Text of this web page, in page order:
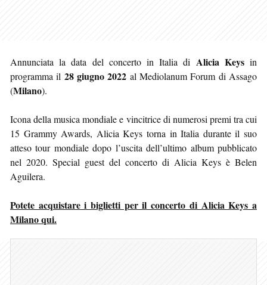
Annunciata la data del concerto in Italia di Alicia Keysin
programma il 28 giugno 2022 al Mediolanum Forum di Assago
(Milano).
Icona della musica mondiale e vincitrice di numerosi premi tra cui
15 Grammy Awards, Alicia Keys torna in Italia durante il suo
atteso tour mondiale dopo l’uscita dell’ultimo album pubblicato
nel 2020. Special guest del concerto di Alicia Keys è Belen
Aguilera.
Potete acquistare i biglietti per il concerto di Alicia Keys a
Milano qui.